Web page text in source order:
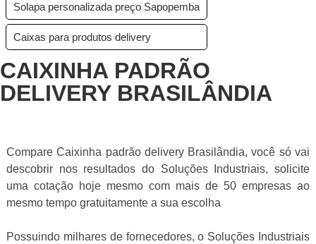
Solapa personalizada preço Sapopemba
Caixas para produtos delivery
CAIXINHA PADRÃO
DELIVERY BRASILÂNDIA
Compare Caixinha padrão delivery Brasilândia, você só vai
descobrir nos resultados do Soluções Industriais, solicite
uma cotação hoje mesmo com mais de 50 empresas ao
mesmo tempo gratuitamente a sua escolha
Possuindo milhares de fornecedores, o Soluções Industriais